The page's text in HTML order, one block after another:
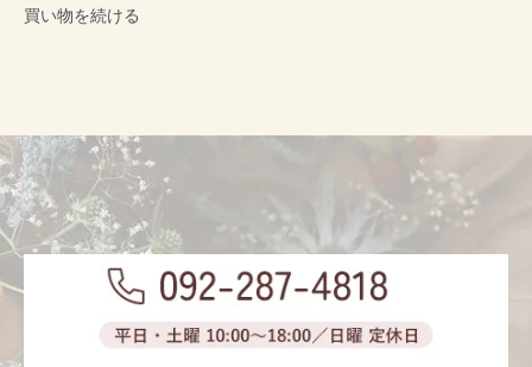
買い物を続ける